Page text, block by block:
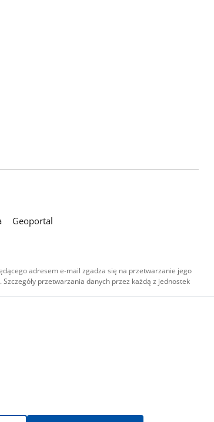
Geoportal
adresem e-mail zgadza się na przetwarzanie jego
przetwarzania danych przez każdą z jednostek